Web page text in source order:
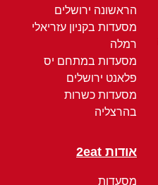
הראשונה ירושלים
מסעדות בקניון עזריאלי
רמלה
מסעדות במתחם יס
פלאנט ירושלים
מסעדות כשרות
בהרצליה
אודות 2eat
מסעדות